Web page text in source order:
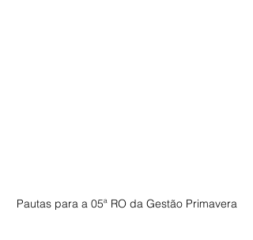
Pautas para a 05ª RO da Gestão Primavera